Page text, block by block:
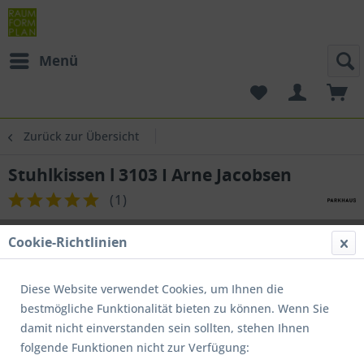
Menü
Zurück zur Übersicht
Stuhlkissen l 3103 I Arne Jacobsen
(1 )
Cookie-Richtlinien
Diese Website verwendet Cookies, um Ihnen die
bestmögliche Funktionalität bieten zu können. Wenn Sie
damit nicht einverstanden sein sollten, stehen Ihnen
folgende Funktionen nicht zur Verfügung: